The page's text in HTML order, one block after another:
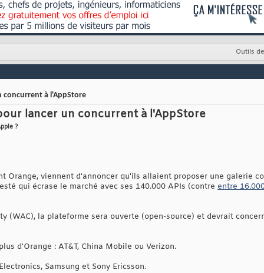
Outils
concurrent à l'AppStore
lancer un concurrent à l'AppStore
?
Orange, viennent d'annoncer qu'ils allaient proposer une galerie
qui écrase le marché avec ses 140.000 APIs (contre entre
(WAC), la plateforme sera ouverte (open-source) et devrait
d'Orange : AT&T, China Mobile ou Verizon.
Samsung et Sony Ericsson.